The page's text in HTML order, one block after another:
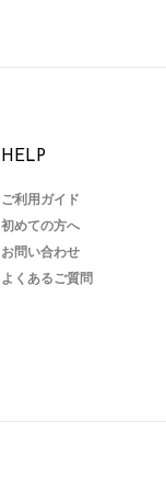
HELP
ご利用ガイド
初めての方へ
お問い合わせ
よくあるご質問